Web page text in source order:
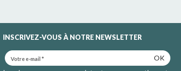
INSCRIVEZ-VOUS À NOTRE NEWSLETTER
OK